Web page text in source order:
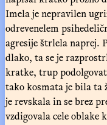
Imela je nepravilen
odrevenelem
agresije štrlela naprej.
dlako, ta se je
kratke, trup
tako kosmata je bila
je revskala in se brez
vzdigovala cele oblake